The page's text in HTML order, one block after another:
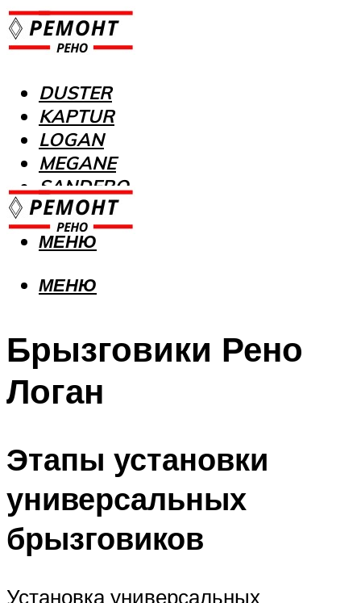
DUSTER
KAPTUR
LOGAN
MEGANE
SANDERO
МЕНЮ
МЕНЮ
Брызговики Рено
Логан
Этапы установки
универсальных
брызговиков
Установка универсальных